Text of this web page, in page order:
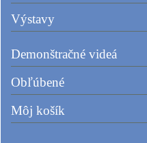
Výstavy
Demonštračné videá
Obľúbené
Môj košík